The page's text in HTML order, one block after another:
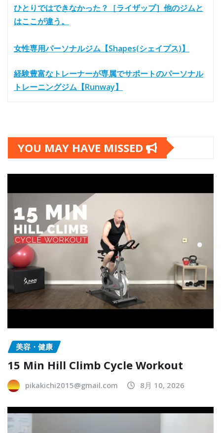
ひとりではできなかった？［ライザップ］他のジムと
はここが違う。
女性専用パーソナルジム【Shapes(シェイプス)】
経験豊富なトレーナーが専属でサポートのパーソナル
トレーニングジム【Runway】
YOU MAY HAVE MISSED
美容・健康
15 Min Hill Climb Cycle Workout
pikakichi2015@gmail.com 8月 10, 2026